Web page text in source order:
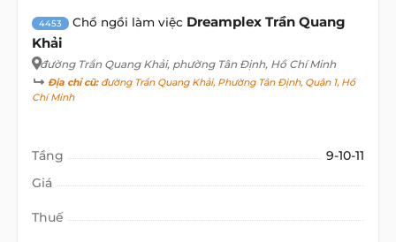
4453 Chổ ngồi làm việc Dreamplex Trần Quang
Khải
đường Trần Quang Khải, phường Tân Định, Hồ Chí Minh
Địa chỉ cũ:đường Trần Quang Khải, Phường Tân Định, Quận 1, Hồ
Chí Minh
Tầng
9-10-11
Giá
Thuế